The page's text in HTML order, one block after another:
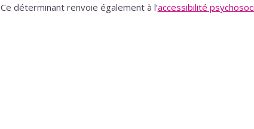
Ce déterminant renvoie également à l’accessibilité